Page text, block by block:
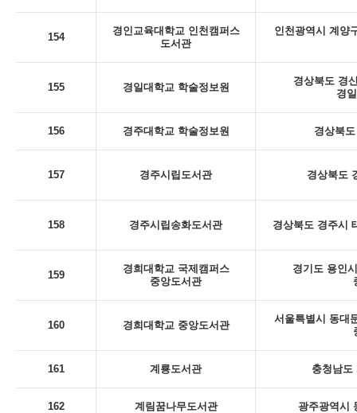
154
경인교육대학교 인천캠퍼스
도서관
인천광역시 계양
155 경일대학교 학술정보원
경상북도 경
경
156 경주대학교 학술정보원 경상북
157 경주시립도서관 경상북도
158 경주시립송화도서관 경상북도 경주시
159
경희대학교 국제캠퍼스
중앙도서관
경기도 용인
160 경희대학교 중앙도서관
서울특별시 동대
161 계룡도서관 충청남도
162 계림꿈나무도서관 광주광역시